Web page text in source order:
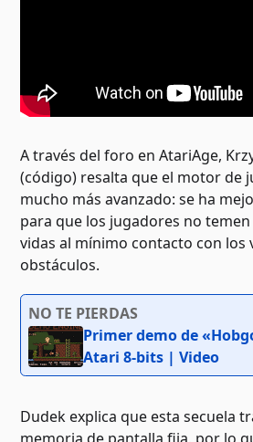
A través del foro en AtariAge,
(código) resalta que el motor de
mucho más avanzado: se ha
para que los jugadores no
vidas al mínimo contacto con los
obstáculos.
NO TE PIERDAS
Primer demo de
Atari 8-bits | Video
Dudek explica que esta secuela